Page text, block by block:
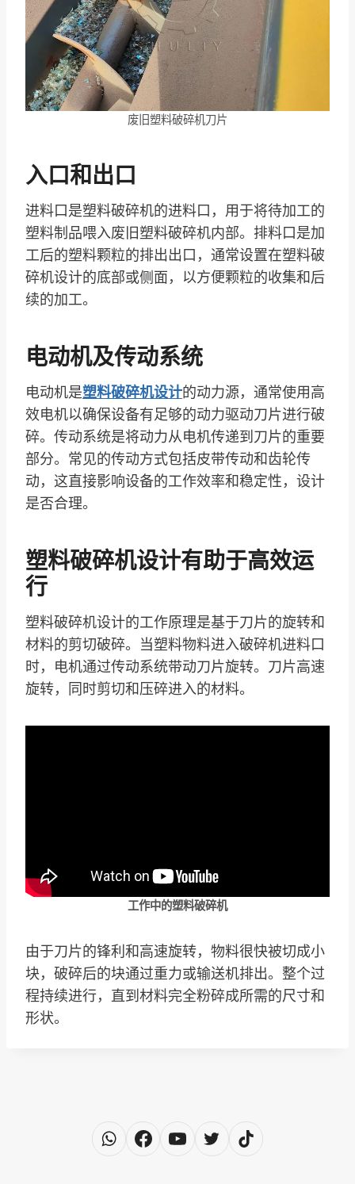
废旧塑料破碎机刀片
入口和出口
进料口是塑料破碎机的进料口，用于将待加工的
塑料制品喂入废旧塑料破碎机内部。排料口是加
工后的塑料颗粒的排出出口，通常设置在塑料破
碎机设计的底部或侧面，以方便颗粒的收集和后
续的加工。
电动机及传动系统
电动机是塑料破碎机设计的动力源，通常使用高
效电机以确保设备有足够的动力驱动刀片进行破
碎。传动系统是将动力从电机传递到刀片的重要
部分。常见的传动方式包括皮带传动和齿轮传
动，这直接影响设备的工作效率和稳定性，设计
是否合理。
塑料破碎机设计有助于高效运
行
塑料破碎机设计的工作原理是基于刀片的旋转和
材料的剪切破碎。当塑料物料进入破碎机进料口
时，电机通过传动系统带动刀片旋转。刀片高速
旋转，同时剪切和压碎进入的材料。
工作中的塑料破碎机
由于刀片的锋利和高速旋转，物料很快被切成小
块，破碎后的块通过重力或输送机排出。整个过
程持续进行，直到材料完全粉碎成所需的尺寸和
形状。